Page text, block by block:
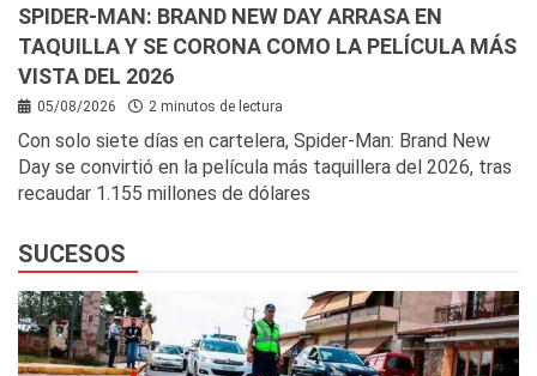
SPIDER-MAN: BRAND NEW DAY ARRASA EN
TAQUILLA Y SE CORONA COMO LA PELÍCULA MÁS
VISTA DEL 2026
05/08/2026 2 minutos de lectura
Con solo siete días en cartelera, Spider-Man: Brand New
Day se convirtió en la película más taquillera del 2026, tras
recaudar 1.155 millones de dólares
SUCESOS